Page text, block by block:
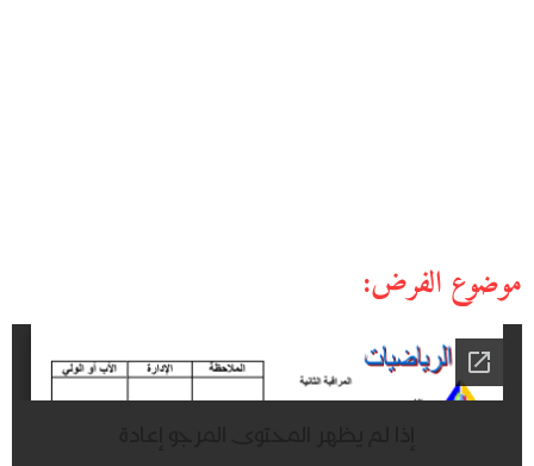
موضوع الفرض: